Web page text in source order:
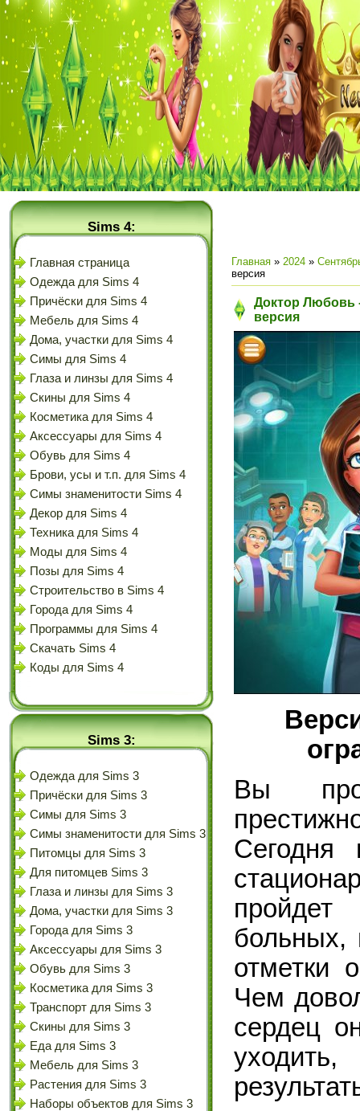
Sims 4:
Главная страница
Одежда для Sims 4
Причёски для Sims 4
Мебель для Sims 4
Дома, участки для Sims 4
Симы для Sims 4
Глаза и линзы для Sims 4
Скины для Sims 4
Косметика для Sims 4
Аксессуары для Sims 4
Обувь для Sims 4
Брови, усы и т.п. для Sims 4
Симы знаменитости Sims 4
Декор для Sims 4
Техника для Sims 4
Моды для Sims 4
Позы для Sims 4
Строительство в Sims 4
Города для Sims 4
Программы для Sims 4
Скачать Sims 4
Коды для Sims 4
Sims 3:
Одежда для Sims 3
Причёски для Sims 3
Симы для Sims 3
Симы знаменитости для Sims 3
Питомцы для Sims 3
Для питомцев Sims 3
Глаза и линзы для Sims 3
Дома, участки для Sims 3
Города для Sims 3
Аксессуары для Sims 3
Обувь для Sims 3
Косметика для Sims 3
Транспорт для Sims 3
Скины для Sims 3
Еда для Sims 3
Мебель для Sims 3
Растения для Sims 3
Наборы объектов для Sims 3
Главная » 2024 »
версия
Доктор Любовь
версия
Вы
Сегодня
больных,
отметки
Чем
сердец